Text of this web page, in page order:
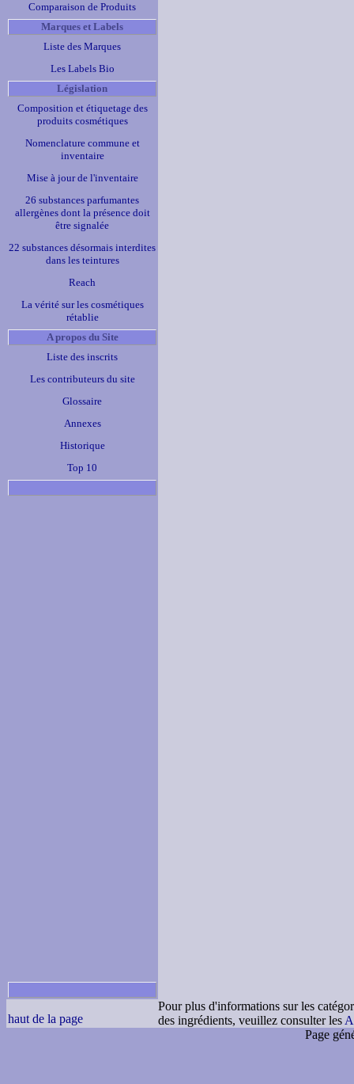
Comparaison de Produits
Marques et Labels
Liste des Marques
Les Labels Bio
Législation
Composition et étiquetage des
produits cosmétiques
Nomenclature commune et
inventaire
Mise à jour de l'inventaire
26 substances parfumantes
allergènes dont la présence doit
être signalée
22 substances désormais interdites
dans les teintures
Reach
La vérité sur les cosmétiques
rétablie
A propos du Site
Liste des inscrits
Les contributeurs du site
Glossaire
Annexes
Historique
Top 10
haut de la page
Pour plus d'informations sur les
des ingrédients, veuillez consulter les
Page